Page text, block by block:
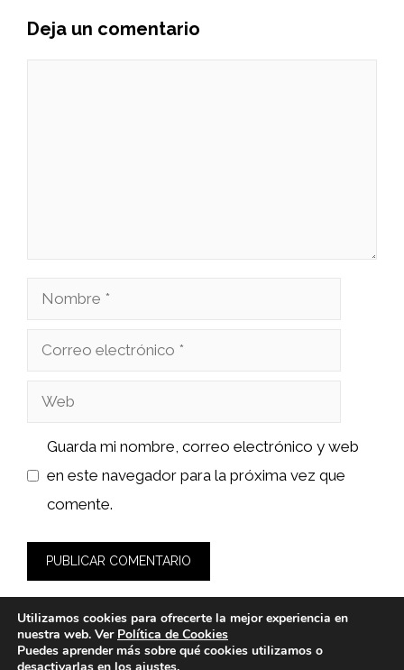
Deja un comentario
Nombre
Correo
Web
Guarda mi nombre, correo electrónico y web
en este navegador para la próxima vez que
comente.
Utilizamos cookies para ofrecerte la mejor experiencia en
nuestra web. Ver Política de Cookies
Puedes aprender más sobre qué cookies utilizamos o